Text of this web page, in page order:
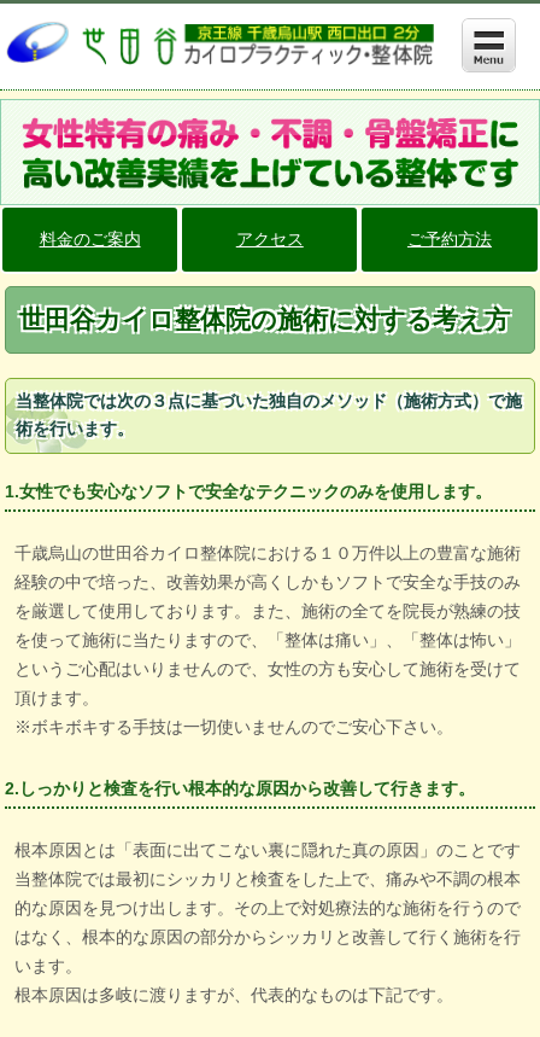
料金のご案内 アクセス ご予約方法
世田谷カイロ整体院の施術に対する考え方
当整体院では次の３点に基づいた独自のメソッド（施術方式）で施
術を行います。
1.女性でも安心なソフトで安全なテクニックのみを使用します。
千歳烏山の世田谷カイロ整体院における１０万件以上の豊富な施術
経験の中で培った、改善効果が高くしかもソフトで安全な手技のみ
を厳選して使用しております。また、施術の全てを院長が熟練の技
を使って施術に当たりますので、「整体は痛い」、「整体は怖い」
というご心配はいりませんので、女性の方も安心して施術を受けて
頂けます。
※ボキボキする手技は一切使いませんのでご安心下さい。
2.しっかりと検査を行い根本的な原因から改善して行きます。
根本原因とは「表面に出てこない裏に隠れた真の原因」のことです
当整体院では最初にシッカリと検査をした上で、痛みや不調の根本
的な原因を見つけ出します。その上で対処療法的な施術を行うので
はなく、根本的な原因の部分からシッカリと改善して行く施術を行
います。
根本原因は多岐に渡りますが、代表的なものは下記です。